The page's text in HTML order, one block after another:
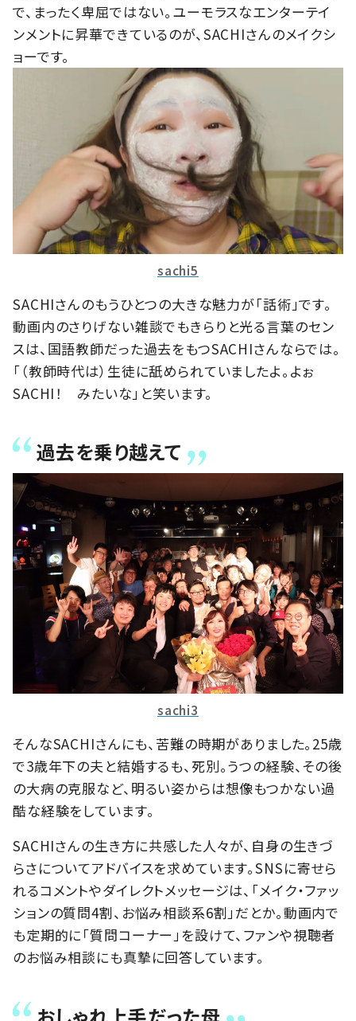
で、まったく卑屈ではない。ユーモラスなエンターテイ
ンメントに昇華できているのが、SACHIさんのメイクシ
ョーです。
sachi5
SACHIさんのもうひとつの大きな魅力が「話術」です。
動画内のさりげない雑談でもきらりと光る言葉のセン
スは、国語教師だった過去をもつSACHIさんならでは。
「（教師時代は）生徒に舐められていましたよ。よぉ
SACHI！ みたいな」と笑います。
過去を乗り越えて
sachi3
そんなSACHIさんにも、苦難の時期がありました。25歳
で3歳年下の夫と結婚するも、死別。うつの経験、その後
の大病の克服など、明るい姿からは想像もつかない過
酷な経験をしています。
SACHIさんの生き方に共感した人々が、自身の生きづ
らさについてアドバイスを求めています。SNSに寄せら
れるコメントやダイレクトメッセージは、「メイク・ファッ
ションの質問4割、お悩み相談系6割」だとか。動画内で
も定期的に「質問コーナー」を設けて、ファンや視聴者
のお悩み相談にも真摯に回答しています。